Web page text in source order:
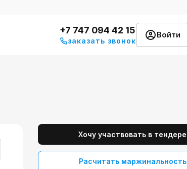
+7 747 094 42 15
заказать звонок
Войти
Хочу участвовать в тендере
Расчитать маржинальность